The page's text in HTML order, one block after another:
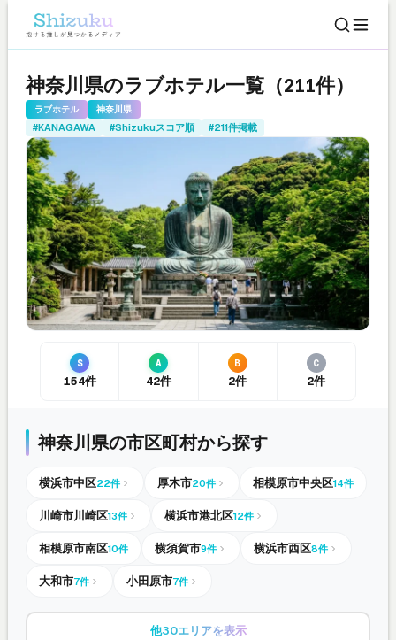
神奈川県のラブホテル一覧（211件）
ラブホテル 神奈川県
#KANAGAWA #Shizukuスコア順 #211件掲載
S
154件
A
42件
B
2件
C
2件
神奈川県の市区町村から探す
横浜市中区22件 厚木市20件 相模原市中央区14件
川崎市川崎区13件 横浜市港北区12件
相模原市南区10件 横須賀市9件 横浜市西区8件
大和市7件 小田原市7件
他30エリアを表示